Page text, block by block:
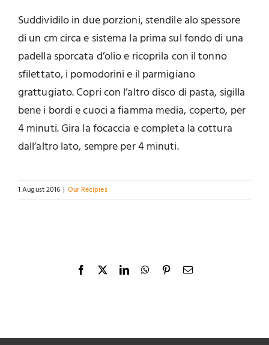
Suddividilo in due porzioni, stendile alo spessore
di un cm circa e sistema la prima sul fondo di una
padella sporcata d’olio e ricoprila con il tonno
sfilettato, i pomodorini e il parmigiano
grattugiato. Copri con l’altro disco di pasta, sigilla
bene i bordi e cuoci a fiamma media, coperto, per
4 minuti. Gira la focaccia e completa la cottura
dall’altro lato, sempre per 4 minuti.
1 August 2016 | Our Recipies
Facebook
X LinkedInWhatsApp
PinterestEmail